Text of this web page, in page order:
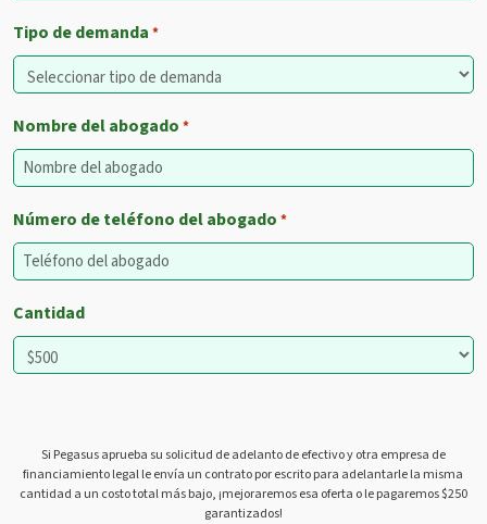
Tipo de demanda *
Nombre del abogado *
Número de teléfono del abogado *
Cantidad
Si Pegasus aprueba su solicitud de adelanto de efectivo y otra empresa de
financiamiento legal le envía un contrato por escrito para adelantarle la misma
cantidad a un costo total más bajo, ¡mejoraremos esa oferta o le pagaremos $250
garantizados!